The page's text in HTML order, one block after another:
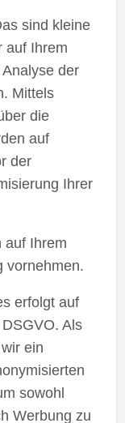
sind kleine
auf Ihrem
der
Mittels
die
auf
der
Ihrer
auf Ihrem
vornehmen.
erfolgt auf
Als
ein
sowohl
Werbung zu